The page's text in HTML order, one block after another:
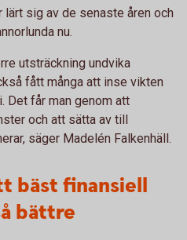
sig av de senaste åren och
nu.
utsträckning undvika
fått många att inse vikten
Det får man genom att
och att sätta av till
säger Madelén Falkenhäll.
bäst finansiell
bättre